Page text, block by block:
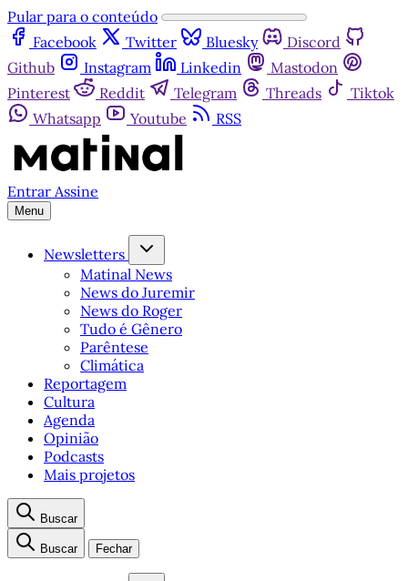
Pular para o conteúdo
Facebook
Twitter Bluesky
Discord
Github
Instagram Linkedin
Mastodon
Pinterest
Reddit Telegram Threads
Tiktok
Whatsapp
Youtube RSS
Entrar Assine
Menu
Newsletters
Matinal News
News do Juremir
News do Roger
Tudo é Gênero
Parêntese
Climática
Reportagem
Cultura
Agenda
Opinião
Podcasts
Mais projetos
Buscar
Buscar Fechar